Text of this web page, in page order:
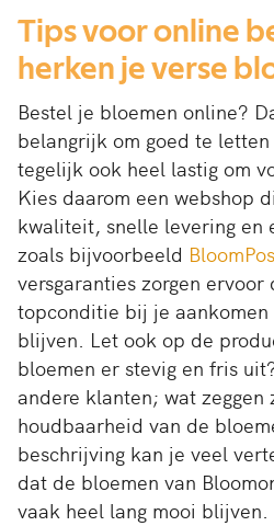
Tips voor online
herken je verse
Bestel je bloemen online?
belangrijk om goed te
tegelijk ook heel lastig om
Kies daarom een webshop
kwaliteit, snelle levering en
zoals bijvoorbeeld
versgaranties zorgen
topconditie bij je aankomen
blijven. Let ook op de
bloemen er stevig en fris
andere klanten; wat
houdbaarheid van de
beschrijving kan je veel
dat de bloemen van
vaak heel lang mooi blijven.